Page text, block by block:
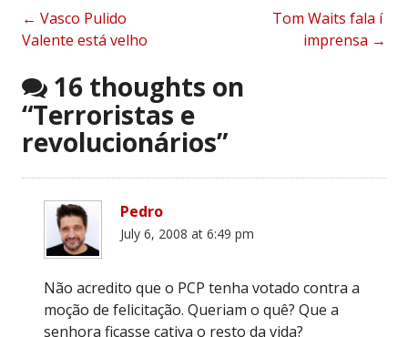
Post
navigation
← Vasco Pulido
Valente está velho
Tom Waits fala í
imprensa →
16 thoughts on
“Terroristas e
revolucionários”
Pedro
July 6, 2008 at 6:49 pm
Não acredito que o PCP tenha votado contra a
moção de felicitação. Queriam o quê? Que a
senhora ficasse cativa o resto da vida?